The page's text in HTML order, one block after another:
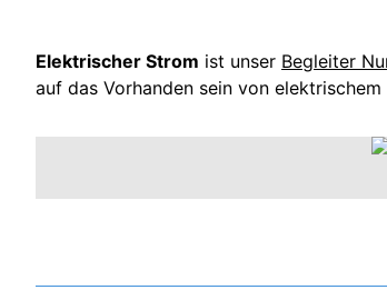
Elektrischer Strom ist unser Begleiter
auf das Vorhanden sein von